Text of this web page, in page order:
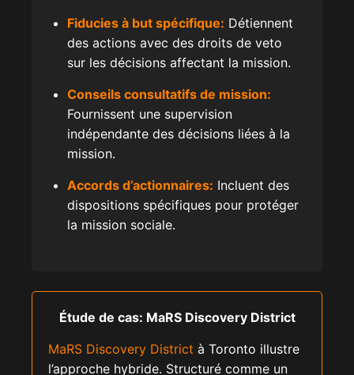
Fiducies à but spécifique: Détiennent
des actions avec des droits de veto
sur les décisions affectant la mission.
Conseils consultatifs de mission:
Fournissent une supervision
indépendante des décisions liées à la
mission.
Accords d’actionnaires: Incluent des
dispositions spécifiques pour protéger
la mission sociale.
Étude de cas: MaRS Discovery District
MaRS Discovery District à Toronto illustre
l’approche hybride. Structuré comme un